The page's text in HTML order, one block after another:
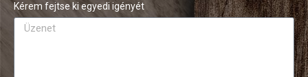
Kérem fejtse ki egyedi igényét